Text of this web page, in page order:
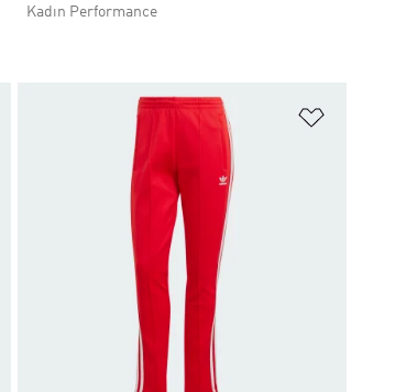
Kadın Performance
Favori Listesine Ekle